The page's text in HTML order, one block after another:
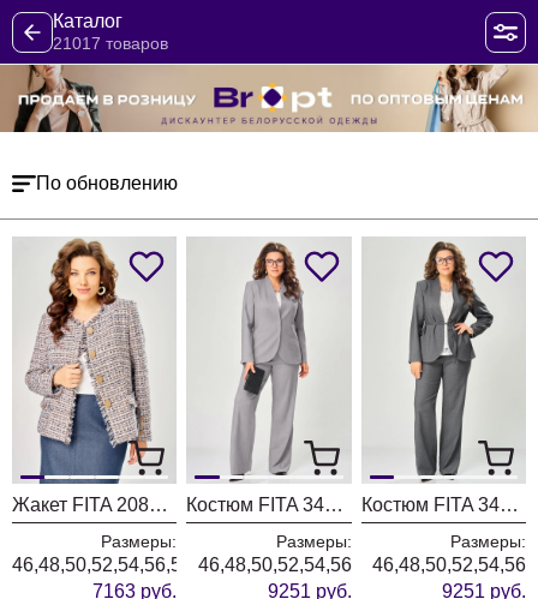
Каталог
21017 товаров
По обновлению
Жакет FITA 20803 бежевый + деним
Размеры:
46,48,50,52,54,56,58,60,62
7163 руб.
Костюм FITA 3402 серо-бежевый
Размеры:
46,48,50,52,54,56
9251 руб.
Костюм FITA 3401 графитовый
Размеры:
46,48,50,52,54,56
9251 руб.